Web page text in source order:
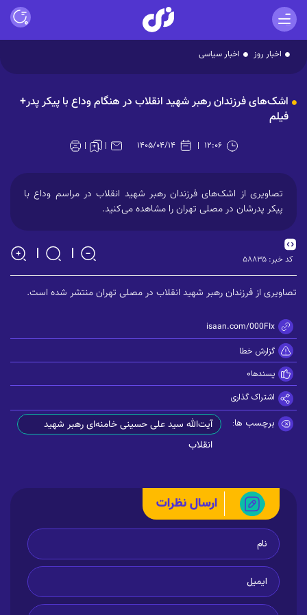
اخبار روز اخبار سیاسی
Video
اشک‌های فرزندان رهبر شهید انقلاب در هنگام وداع با پیکر پدر+
فیلم
۱۲:۰۶ ۱۴۰۵/۰۴/۱۴
تصاویری از اشک‌های فرزندان رهبر شهید انقلاب در مراسم وداع با
پیکر پدرشان در مصلی تهران را مشاهده می‌کنید.
کد خبر: ۵۸۸۳۵
تصاویری از فرزندان رهبر شهید انقلاب در مصلی تهران منتشر شده است.
https://zisaan.com/000FIx
گزارش خطا
پسندها0
اشتراک گذاری
برچسب ها:
آیت‌الله سید علی حسینی خامنه‌ای رهبر شهید
انقلاب
ارسال نظرات